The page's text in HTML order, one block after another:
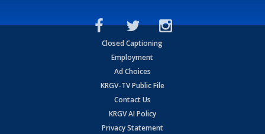
Closed Captioning
Employment
Ad Choices
KRGV-TV Public File
Contact Us
KRGV AI Policy
Privacy Statement